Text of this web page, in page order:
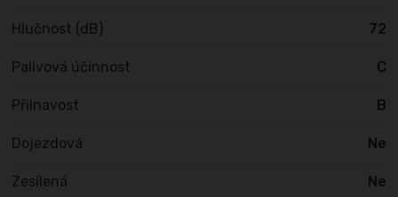
Hlučnost (dB) 72
Palivová účinnost C
Přilnavost B
Dojezdová Ne
Zesílená Ne